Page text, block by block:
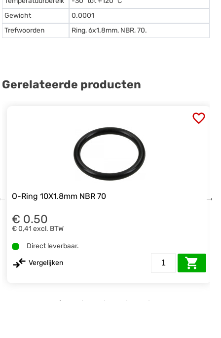
Gewicht
0.0001
Trefwoorden
Ring, 6x1.8mm, NBR, 70.
Gerelateerde producten
O-Ring 10X1.8mm NBR 70
€ 0.50
€ 0,41 excl. BTW
Direct leverbaar.
Vergelijken